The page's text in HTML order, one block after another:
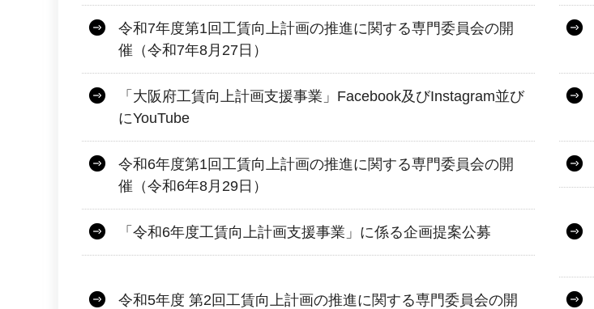
令和7年度第1回工賃向上計画の推進に関する専門委員会の開
催（令和7年8月27日）
「大阪府工賃向上計画支援事業」Facebook及びInstagram並び
にYouTube
令和6年度第1回工賃向上計画の推進に関する専門委員会の開
催（令和6年8月29日）
「令和6年度工賃向上計画支援事業」に係る企画提案公募
令和5年度 第2回工賃向上計画の推進に関する専門委員会の開